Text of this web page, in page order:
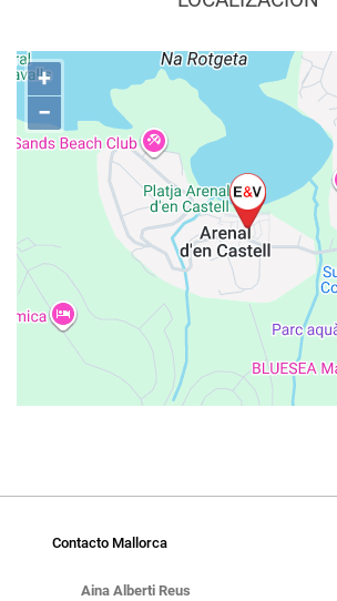
+
−
Contacto Mallorca
Aina Alberti Reus